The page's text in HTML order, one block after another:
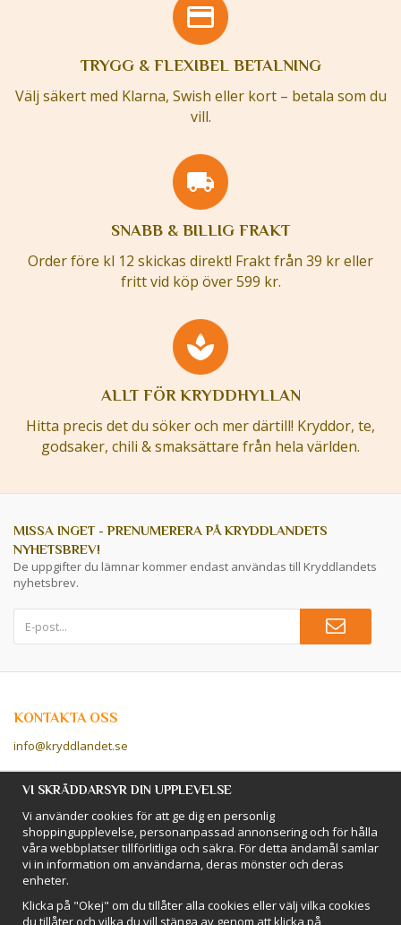
TRYGG & FLEXIBEL BETALNING
Välj säkert med Klarna, Swish eller kort – betala som du
vill.
SNABB & BILLIG FRAKT
Order före kl 12 skickas direkt! Frakt från 39 kr eller
fritt vid köp över 599 kr.
ALLT FÖR KRYDDHYLLAN
Hitta precis det du söker och mer därtill! Kryddor, te,
godsaker, chili & smaksättare från hela världen.
MISSA INGET - PRENUMERERA PÅ KRYDDLANDETS
NYHETSBREV!
De uppgifter du lämnar kommer endast användas till Kryddlandets
nyhetsbrev.
KONTAKTA OSS
info@kryddlandet.se
Följ oss på Facebook!
Följ oss på Instagram!
BETALSÄTT
Hos Kryddlandet handlar du tryggt & säkert - och betalar enkelt med
kort, Klarna eller swish!
VI SKRÄDDARSYR DIN UPPLEVELSE
Vi använder cookies för att ge dig en personlig
shoppingupplevelse, personanpassad annonsering och för hålla
våra webbplatser tillförlitliga och säkra. För detta ändamål samlar
vi in information om användarna, deras mönster och deras
enheter.
Klicka på "Okej" om du tillåter alla cookies eller välj vilka cookies
du tillåter och vilka du vill stänga av genom att klicka på